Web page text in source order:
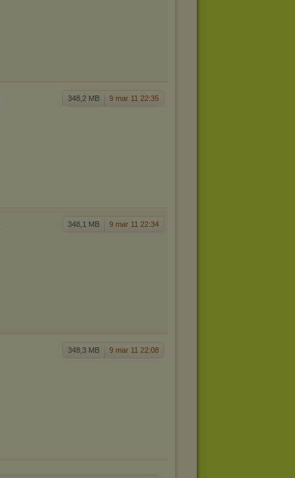
348,2 MB 9 mar 11 22:35
348,1 MB 9 mar 11 22:34
348,3 MB 9 mar 11 22:08